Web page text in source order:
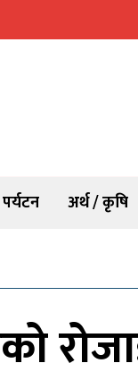
पर्यटन अर्थ / कृषि